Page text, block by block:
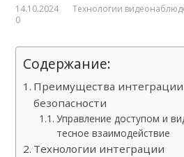
14.10.2024 Технологии
0
Содержание:
Преимущества интеграции
безопасности
Управление доступом и
тесное взаимодействие
Технологии интеграции